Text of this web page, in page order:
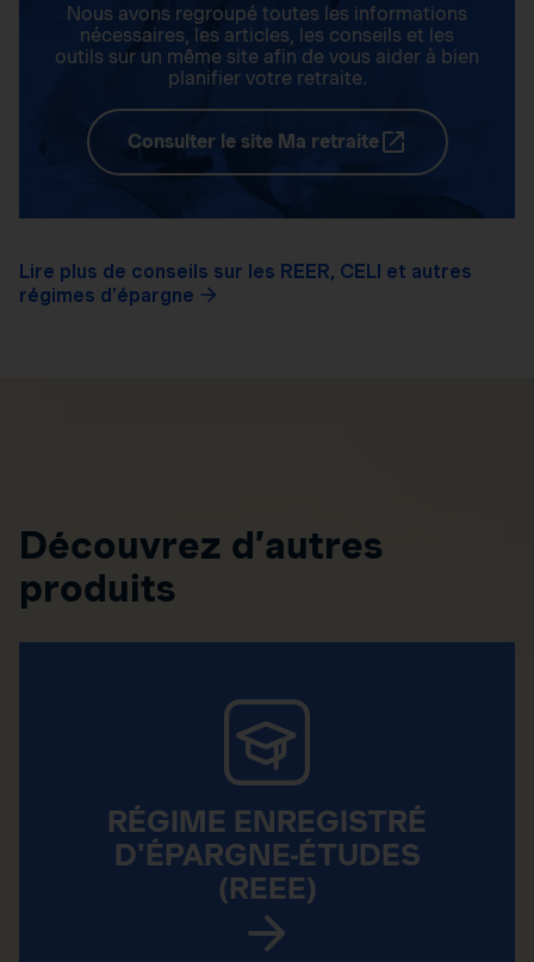
Nous avons regroupé toutes les informations
nécessaires, les articles, les conseils et les
outils sur un même site afin de vous aider à bien
planifier votre retraite.
Consulter le site Ma retraite
Lire plus de conseils sur les REER, CELI et autres
régimes d'épargne
Découvrez d’autres
produits
RÉGIME ENREGISTRÉ
D'ÉPARGNE-ÉTUDES
(REEE)